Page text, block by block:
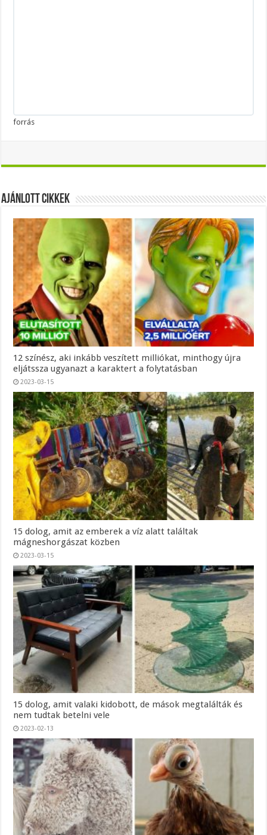
forrás
Ajánlott Cikkek
12 színész, aki inkább veszített milliókat, minthogy újra
eljátssza ugyanazt a karaktert a folytatásban
2023-03-15
15 dolog, amit az emberek a víz alatt találtak
mágneshorgászat közben
2023-03-15
15 dolog, amit valaki kidobott, de mások megtalálták és
nem tudtak betelni vele
2023-02-13